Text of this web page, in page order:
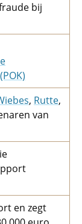
bij
, Rutte,
van
en zegt